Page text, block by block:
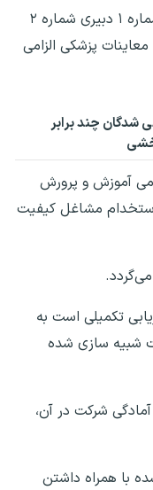
همچنین همراه داشتن نمون برگ های شماره ۱ دبیری شماره ۲
های معاینات پزشکی الزامی
معرفی شدگان چند برابر
آموزش و پرورش
استخدام مشاغل کیفیت
تکمیلی است به
شبیه سازی شده
شرکت در آن،
با همراه داشتن